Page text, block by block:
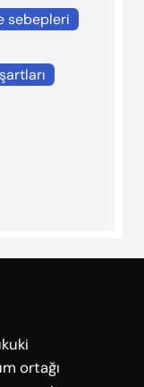
sebepleri
ortağı